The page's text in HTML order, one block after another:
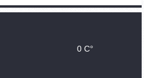
կայցելի Հայաստան
կմնան ԼՂ-ում՝ մինչև
աշխատանքների
0 C°